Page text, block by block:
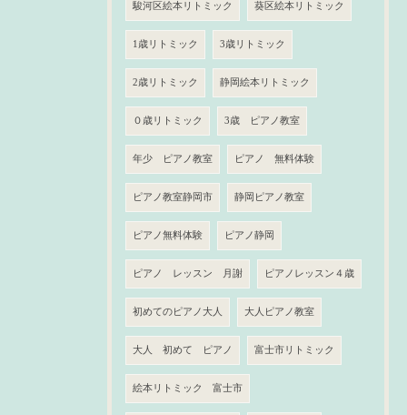
駿河区絵本リトミック 葵区絵本リトミック
1歳リトミック 3歳リトミック
2歳リトミック 静岡絵本リトミック
０歳リトミック 3歳 ピアノ教室
年少 ピアノ教室 ピアノ 無料体験
ピアノ教室静岡市 静岡ピアノ教室
ピアノ無料体験 ピアノ静岡
ピアノ レッスン 月謝 ピアノレッスン４歳
初めてのピアノ大人 大人ピアノ教室
大人 初めて ピアノ 富士市リトミック
絵本リトミック 富士市